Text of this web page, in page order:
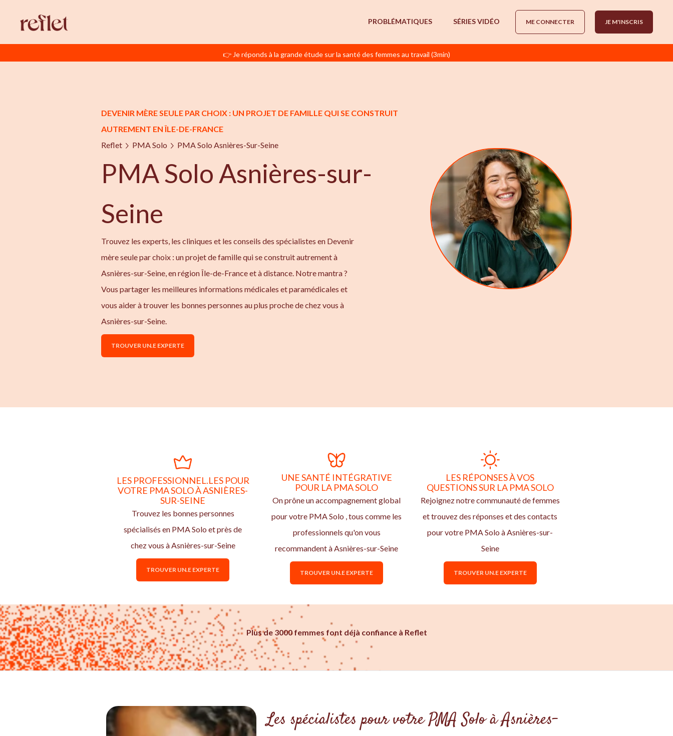
PROBLÉMATIQUES SÉRIES VIDÉO ME CONNECTER JE M'INSCRIS
👉 Je réponds à la grande étude sur la santé des femmes au travail (3min)
DEVENIR MÈRE SEULE PAR CHOIX : UN PROJET DE FAMILLE QUI SE CONSTRUIT
AUTREMENT EN ÎLE-DE-FRANCE
Reflet
PMA Solo PMA Solo Asnières-Sur-Seine
PMA Solo Asnières-sur-
Seine
Trouvez les experts, les cliniques et les conseils des spécialistes en Devenir
mère seule par choix : un projet de famille qui se construit autrement à
Asnières-sur-Seine, en région Île-de-France et à distance. Notre mantra ?
Vous partager les meilleures informations médicales et paramédicales et
vous aider à trouver les bonnes personnes au plus proche de chez vous à
Asnières-sur-Seine.
TROUVER UN.E EXPERTE
LES PROFESSIONNEL.LES POUR
VOTRE PMA SOLO À ASNIÈRES-
SUR-SEINE
Trouvez les bonnes personnes
spécialisés en PMA Solo et près de
chez vous à Asnières-sur-Seine
TROUVER UN.E EXPERTE
UNE SANTÉ INTÉGRATIVE
POUR LA PMA SOLO
On prône un accompagnement global
pour votre PMA Solo , tous comme les
professionnels qu'on vous
recommandent à Asnières-sur-Seine
TROUVER UN.E EXPERTE
LES RÉPONSES À VOS
QUESTIONS SUR LA PMA SOLO
Rejoignez notre communauté de femmes
et trouvez des réponses et des contacts
pour votre PMA Solo à Asnières-sur-
Seine
TROUVER UN.E EXPERTE
Plus de 3000 femmes font déjà confiance à Reflet
Les spécialistes pour votre PMA Solo à Asnières-